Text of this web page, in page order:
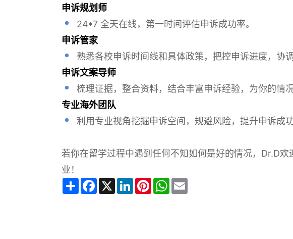
申诉规划师
24*7 全天在线，第一时间评估申诉成功率。
申诉管家
熟悉各校申诉时间线和具体政策，把控申诉进度，协调
申诉文案导师
梳理证据，整合资料，结合丰富申诉经验，为你的情
专业海外团队
利用专业视角挖掘申诉空间，规避风险，提升申诉成功
若你在留学过程中遇到任何不知如何是好的情况，Dr.D
业！
Share Facebook
X LinkedInPinterestWhatsApp